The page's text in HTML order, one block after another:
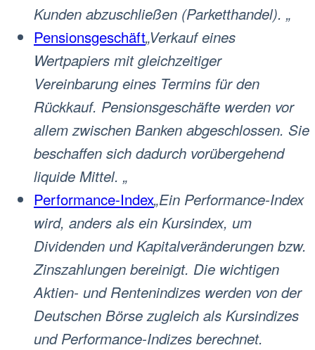
Kunden abzuschließen (Parketthandel). „
Pensionsgeschäft„Verkauf eines
Wertpapiers mit gleichzeitiger
Vereinbarung eines Termins für den
Rückkauf. Pensionsgeschäfte werden vor
allem zwischen Banken abgeschlossen. Sie
beschaffen sich dadurch vorübergehend
liquide Mittel. „
Performance-Index„Ein Performance-Index
wird, anders als ein Kursindex, um
Dividenden und Kapitalveränderungen bzw.
Zinszahlungen bereinigt. Die wichtigen
Aktien- und Rentenindizes werden von der
Deutschen Börse zugleich als Kursindizes
und Performance-Indizes berechnet.